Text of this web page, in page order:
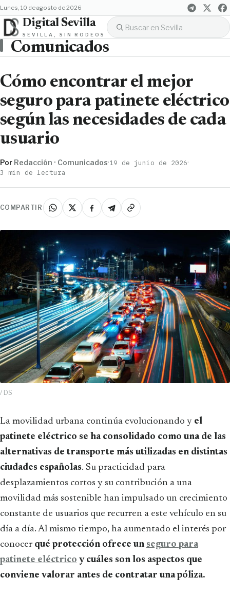
lunes, 10 de agosto de 2026
Digital Sevilla
SEVILLA, SIN RODEOS
Comunicados
Cómo encontrar el mejor
seguro para patinete eléctrico
según las necesidades de cada
usuario
Por Redacción · Comunicados·19 de junio de 2026·
3 min de lectura
COMPARTIR
/ DS
La movilidad urbana continúa evolucionando y el
patinete eléctrico se ha consolidado como una de las
alternativas de transporte más utilizadas en distintas
ciudades españolas. Su practicidad para
desplazamientos cortos y su contribución a una
movilidad más sostenible han impulsado un crecimiento
constante de usuarios que recurren a este vehículo en su
día a día. Al mismo tiempo, ha aumentado el interés por
conocer qué protección ofrece un seguro para
patinete eléctrico y cuáles son los aspectos que
conviene valorar antes de contratar una póliza.